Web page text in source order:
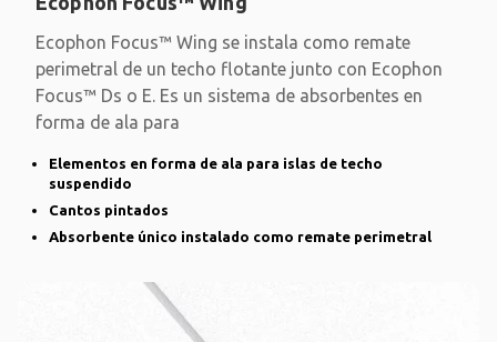
Ecophon Focus™ Wing se instala como remate
perimetral de un techo flotante junto con Ecophon
Focus™ Ds o E. Es un sistema de absorbentes en
forma de ala para
Elementos en forma de ala para islas de techo
suspendido
Cantos pintados
Absorbente único instalado como remate perimetral